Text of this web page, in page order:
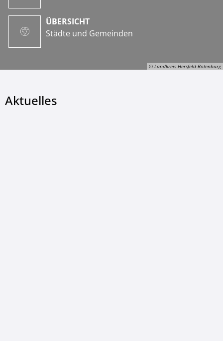
© Landkreis Hersfeld-Rotenburg
ÜBERSICHT
Städte und Gemeinden
Aktuelles